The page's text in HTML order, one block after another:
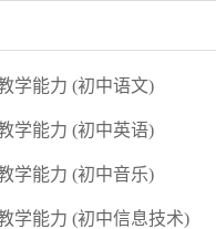
学能力 (初中语文)
学能力 (初中英语)
学能力 (初中音乐)
学能力 (初中信息技术)